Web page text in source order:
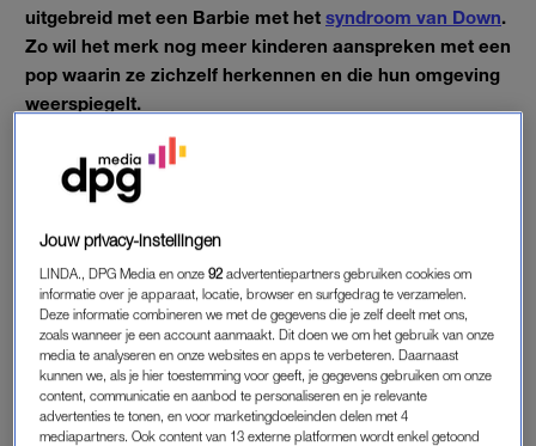
uitgebreid met een Barbie met het syndroom van Down.
Zo wil het merk nog meer kinderen aanspreken met een
pop waarin ze zichzelf herkennen en die hun omgeving
weerspiegelt.
Dat meldt het bedrijf.
BARBIE
Volgens de fabrikant is Barbie de meest diverse poppenlijn op
de markt. De poppen spelen een belangrijke rol in de eerste
ervaringen van een kind. “We willen dan ook ons steentje
bijdragen om de stigmatisering in de samenleving tegen te
gaan”, stelt Mattel.
“Spelen met een pop die uit een andere leefwereld komt, kan
Jouw privacy-instellingen
LINDA., DPG Media en onze92 advertentiepartners gebruiken cookies om
informatie over je apparaat, locatie, browser en surfgedrag te verzamelen.
Deze informatie combineren we met de gegevens die je zelf deelt met ons,
zoals wanneer je een account aanmaakt. Dit doen we om het gebruik van onze
media te analyseren en onze websites en apps te verbeteren. Daarnaast
kunnen we, als je hier toestemming voor geeft, je gegevens gebruiken om onze
content, communicatie en aanbod te personaliseren en je relevante
advertenties te tonen, en voor marketingdoeleinden delen met 4
mediapartners. Ook content van 13 externe platformen wordt enkel getoond